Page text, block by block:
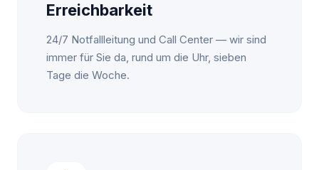
Erreichbarkeit
24/7 Notfallleitung und Call Center — wir sind
immer für Sie da, rund um die Uhr, sieben
Tage die Woche.